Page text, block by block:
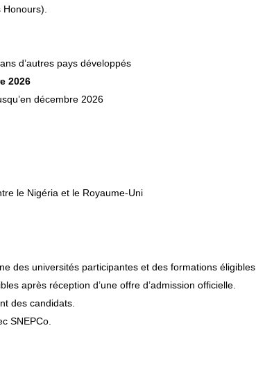
d’autres pays développés
2026
décembre 2026
le Nigéria et le Royaume-Uni
des universités participantes et des formations éligibles.
après réception d’une offre d’admission officielle.
des candidats.
SNEPCo.